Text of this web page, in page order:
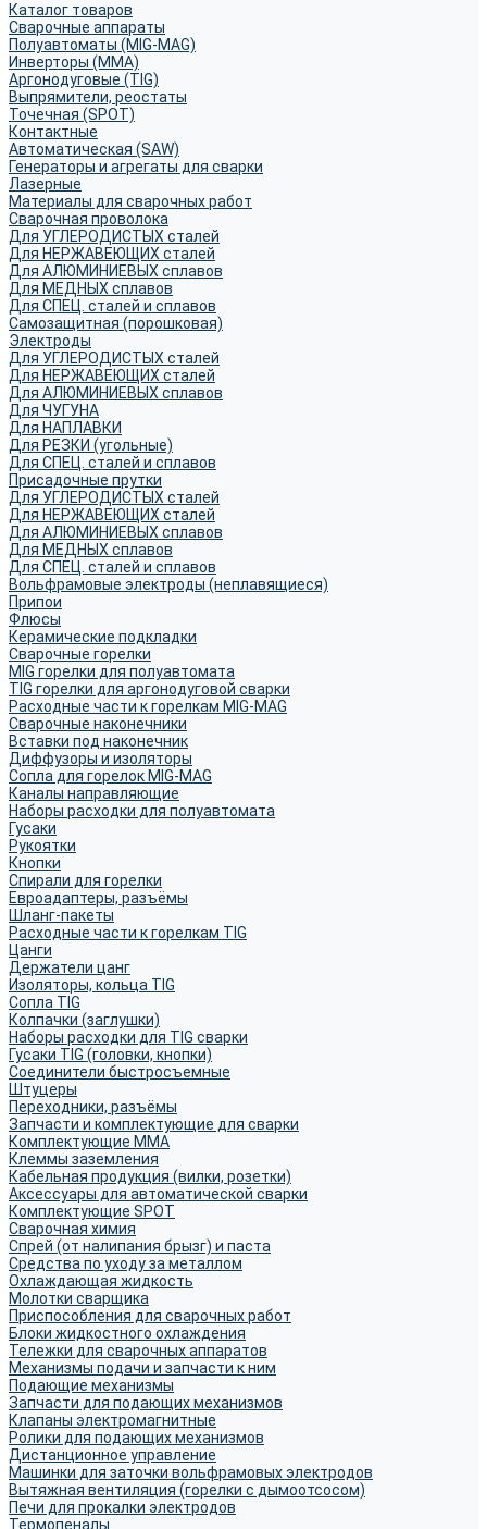
Каталог товаров
Сварочные аппараты
Полуавтоматы (MIG-MAG)
Инверторы (MMA)
Аргонодуговые (TIG)
Выпрямители, реостаты
Точечная (SPOT)
Контактные
Автоматическая (SAW)
Генераторы и агрегаты для сварки
Лазерные
Материалы для сварочных работ
Сварочная проволока
Для УГЛЕРОДИСТЫХ сталей
Для НЕРЖАВЕЮЩИХ сталей
Для АЛЮМИНИЕВЫХ сплавов
Для МЕДНЫХ сплавов
Для СПЕЦ. сталей и сплавов
Самозащитная (порошковая)
Электроды
Для УГЛЕРОДИСТЫХ сталей
Для НЕРЖАВЕЮЩИХ сталей
Для АЛЮМИНИЕВЫХ сплавов
Для ЧУГУНА
Для НАПЛАВКИ
Для РЕЗКИ (угольные)
Для СПЕЦ. сталей и сплавов
Присадочные прутки
Для УГЛЕРОДИСТЫХ сталей
Для НЕРЖАВЕЮЩИХ сталей
Для АЛЮМИНИЕВЫХ сплавов
Для МЕДНЫХ сплавов
Для СПЕЦ. сталей и сплавов
Вольфрамовые электроды (неплавящиеся)
Припои
Флюсы
Керамические подкладки
Сварочные горелки
MIG горелки для полуавтомата
TIG горелки для аргонодуговой сварки
Расходные части к горелкам MIG-MAG
Сварочные наконечники
Вставки под наконечник
Диффузоры и изоляторы
Сопла для горелок MIG-MAG
Каналы направляющие
Наборы расходки для полуавтомата
Гусаки
Рукоятки
Кнопки
Спирали для горелки
Евроадаптеры, разъёмы
Шланг-пакеты
Расходные части к горелкам TIG
Цанги
Держатели цанг
Изоляторы, кольца TIG
Сопла TIG
Колпачки (заглушки)
Наборы расходки для TIG сварки
Гусаки TIG (головки, кнопки)
Соединители быстросъемные
Штуцеры
Переходники, разъёмы
Запчасти и комплектующие для сварки
Комплектующие ММА
Клеммы заземления
Кабельная продукция (вилки, розетки)
Аксессуары для автоматической сварки
Комплектующие SPOT
Сварочная химия
Спрей (от налипания брызг) и паста
Средства по уходу за металлом
Охлаждающая жидкость
Молотки сварщика
Приспособления для сварочных работ
Блоки жидкостного охлаждения
Тележки для сварочных аппаратов
Механизмы подачи и запчасти к ним
Подающие механизмы
Запчасти для подающих механизмов
Клапаны электромагнитные
Ролики для подающих механизмов
Дистанционное управление
Машинки для заточки вольфрамовых электродов
Вытяжная вентиляция (горелки с дымоотсосом)
Печи для прокалки электродов
Термопеналы